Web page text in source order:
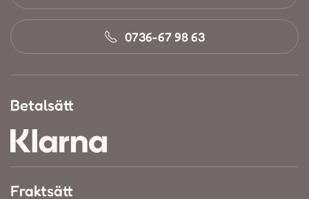
0736-67 98 63
Betalsätt
Fraktsätt